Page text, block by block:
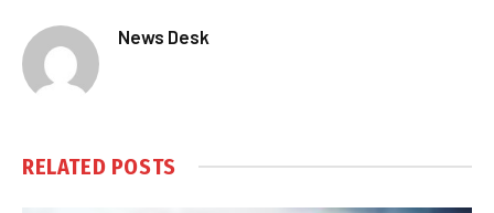
News Desk
RELATED POSTS